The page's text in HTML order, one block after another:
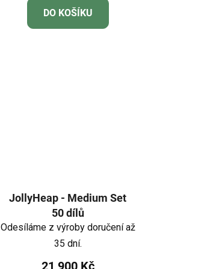
DO KOŠÍKU
JollyHeap - Medium Set
50 dílů
Odesíláme z výroby doručení až
35 dní.
21 900 Kč